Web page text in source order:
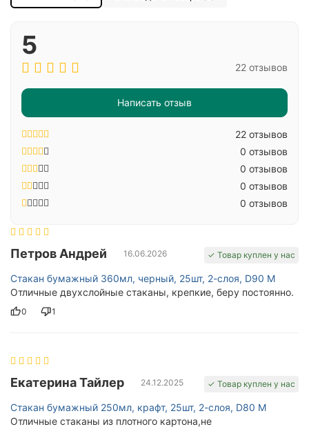
5
22 отзывов
Написать отзыв
22 отзывов
0 отзывов
0 отзывов
0 отзывов
0 отзывов
Петров Андрей 16.06.2026 ✓ Товар куплен у нас
Стакан бумажный 360мл, черный, 25шт, 2-слоя, D90 M
Отличные двухслойные стаканы, крепкие, беру постоянно.
0 1
Екатерина Тайлер 24.12.2025 ✓ Товар куплен у нас
Стакан бумажный 250мл, крафт, 25шт, 2-слоя, D80 M
Отличные стаканы из плотного картона,не